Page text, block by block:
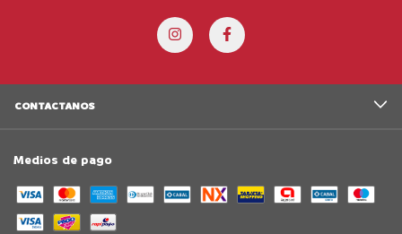
CONTACTANOS
Medios de pago